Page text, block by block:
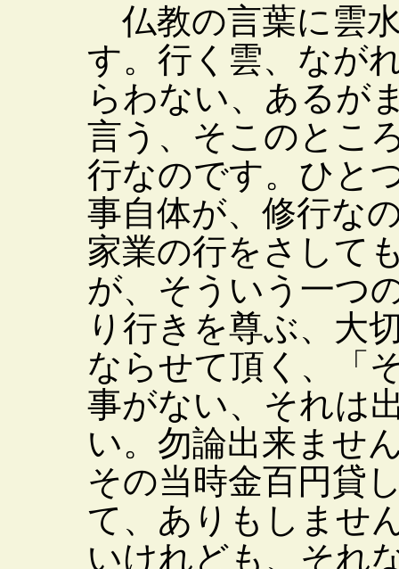
仏教の言葉に雲
す。行く雲、なが
らわない、あるが
言う、そこのとこ
行なのです。ひと
事自体が、修行な
家業の行をさして
が、そういう一つ
り行きを尊ぶ、大
ならせて頂く、「
事がない、それは
い。勿論出来ませ
その当時金百円貸
て、ありもしませ
いけれども、それ